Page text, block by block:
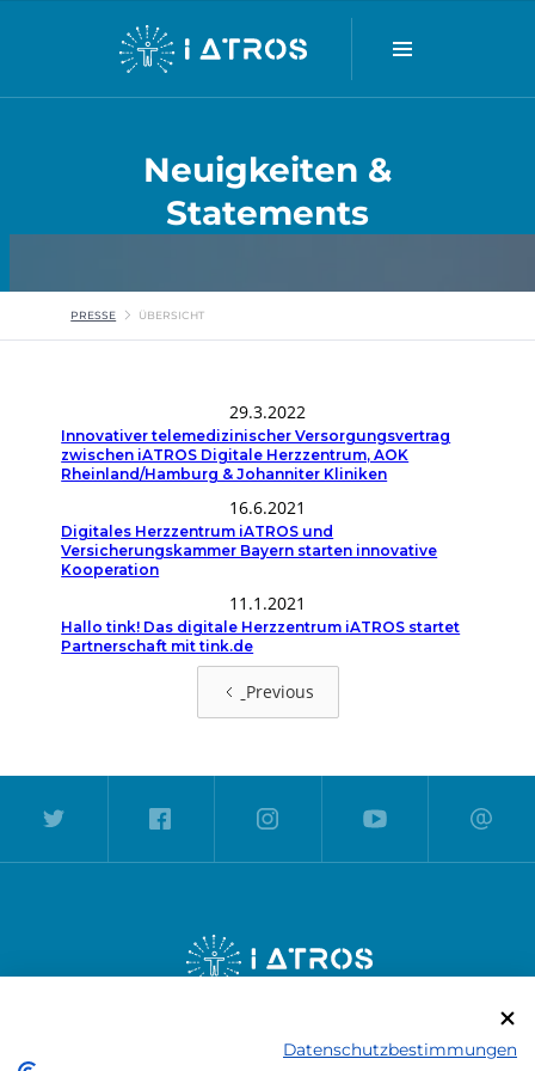
Neuigkeiten &
Statements
PRESSE ÜBERSICHT
29.3.2022
Innovativer telemedizinischer Versorgungsvertrag
zwischen iATROS Digitale Herzzentrum, AOK
Rheinland/Hamburg & Johanniter Kliniken
16.6.2021
Digitales Herzzentrum iATROS und
Versicherungskammer Bayern starten innovative
Kooperation
11.1.2021
Hallo tink! Das digitale Herzzentrum iATROS startet
Partnerschaft mit tink.de
Previous
HANDBUCH FAQ
Datenschutzbestimmungen